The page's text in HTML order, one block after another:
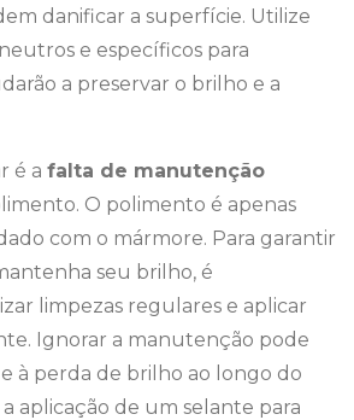
danificar a superfície. Utilize
e específicos para
a preservar o brilho e a
é a falta de manutenção
O polimento é apenas
com o mármore. Para garantir
seu brilho, é
limpezas regulares e aplicar
Ignorar a manutenção pode
e à perda de brilho ao longo do
aplicação de um selante para